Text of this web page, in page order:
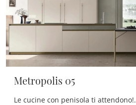
Metropolis 05
Le cucine con penisola ti attendono!.